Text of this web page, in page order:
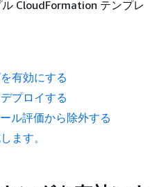
CloudFormation テンプレ
有効にする
プロイする
ル評価から除外する
ます。